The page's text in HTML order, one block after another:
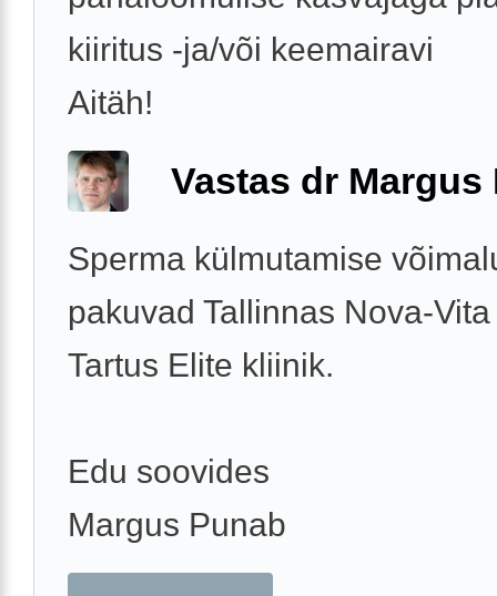
kiiritus -ja/või keemairavi
Aitäh!
Vastas dr Margus
Sperma külmutamise
pakuvad Tallinnas Nova-
Tartus Elite kliinik.
Edu soovides
Margus Punab